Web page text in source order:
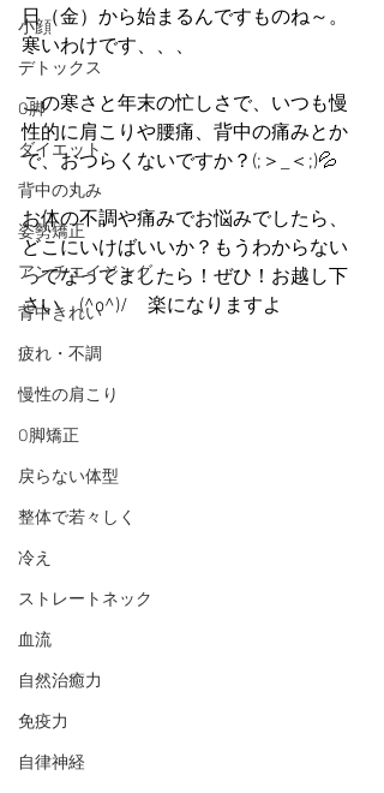
小顔
デトックス
O脚
ダイエット
背中の丸み
姿勢矯正
アンチエイジング
背中きれい
疲れ・不調
慢性の肩こり
O脚矯正
戻らない体型
整体で若々しく
冷え
ストレートネック
血流
自然治癒力
免疫力
自律神経
日（金）から始まるんですものね～。
寒いわけです、、、
この寒さと年末の忙しさで、いつも慢
性的に肩こりや腰痛、背中の痛みとか
で、おつらくないですか？(;＞_＜;)💦
お体の不調や痛みでお悩みでしたら、
どこにいけばいいか？もうわからない
ってなってましたら！ぜひ！お越し下
さい　(^o^)/　楽になりますよ